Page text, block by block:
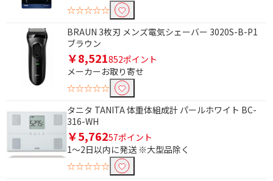
☆☆☆☆☆
BRAUN 3枚刃 メンズ電気シェーバー 3020S-B-P1
ブラウン
￥8,521852ポイント
メーカーお取り寄せ
☆☆☆☆☆
タニタ TANITA 体重体組成計 パールホワイト BC-
316-WH
￥5,76257ポイント
1～2日以内に発送 ※大型品除く
☆☆☆☆☆